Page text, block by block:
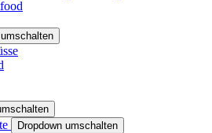
Dropdown umschalten